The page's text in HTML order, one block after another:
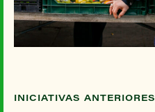
INICIATIVAS ANTERIORES